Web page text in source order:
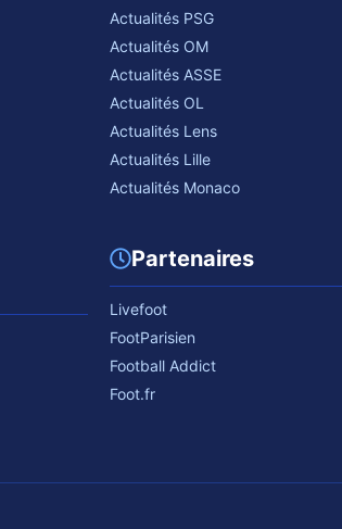
Actualités PSG
Actualités OM
Actualités ASSE
Actualités OL
Actualités Lens
Actualités Lille
Actualités Monaco
Partenaires
Livefoot
FootParisien
Football Addict
Foot.fr